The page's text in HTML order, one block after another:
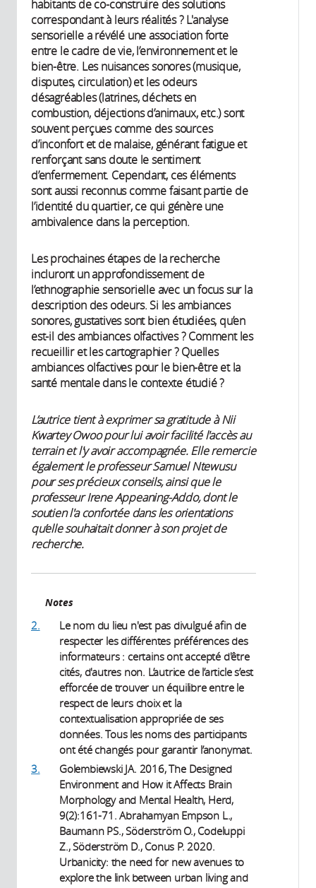
habitants de co-construire des solutions
correspondant à leurs réalités ? L'analyse
sensorielle a révélé une association forte
entre le cadre de vie, l’environnement et le
bien-être. Les nuisances sonores (musique,
disputes, circulation) et les odeurs
désagréables (latrines, déchets en
combustion, déjections d’animaux, etc.) sont
souvent perçues comme des sources
d’inconfort et de malaise, générant fatigue et
renforçant sans doute le sentiment
d’enfermement. Cependant, ces éléments
sont aussi reconnus comme faisant partie de
l’identité du quartier, ce qui génère une
ambivalence dans la perception.
Les prochaines étapes de la recherche
incluront un approfondissement de
l’ethnographie sensorielle avec un focus sur la
description des odeurs. Si les ambiances
sonores, gustatives sont bien étudiées, qu’en
est-il des ambiances olfactives ? Comment les
recueillir et les cartographier ? Quelles
ambiances olfactives pour le bien-être et la
santé mentale dans le contexte étudié ?
L’autrice tient à exprimer sa gratitude à Nii
Kwartey Owoo pour lui avoir facilité l'accès au
terrain et l'y avoir accompagnée. Elle remercie
également le professeur Samuel Ntewusu
pour ses précieux conseils, ainsi que le
professeur Irene Appeaning-Addo, dont le
soutien l'a confortée dans les orientations
qu’elle souhaitait donner à son projet de
recherche.
Notes
2.
Le nom du lieu n'est pas divulgué afin de
respecter les différentes préférences des
informateurs : certains ont accepté d'être
cités, d'autres non. L’autrice de l’article s’est
efforcée de trouver un équilibre entre le
respect de leurs choix et la
contextualisation appropriée de ses
données. Tous les noms des participants
ont été changés pour garantir l’anonymat.
3.
Golembiewski JA. 2016, The Designed
Environment and How it Affects Brain
Morphology and Mental Health, Herd,
9(2):161-71. Abrahamyan Empson L.,
Baumann PS., Söderström O., Codeluppi
Z., Söderström D., Conus P. 2020.
Urbanicity: the need for new avenues to
explore the link between urban living and